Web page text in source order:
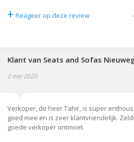
+ Reageer op deze review
Klant van Seats and Sofas
2 mei 2020
Verkoper, de heer Tahir, is super
goed mee en is zeer klantvriendelijk.
goede verkoper ontmoet.